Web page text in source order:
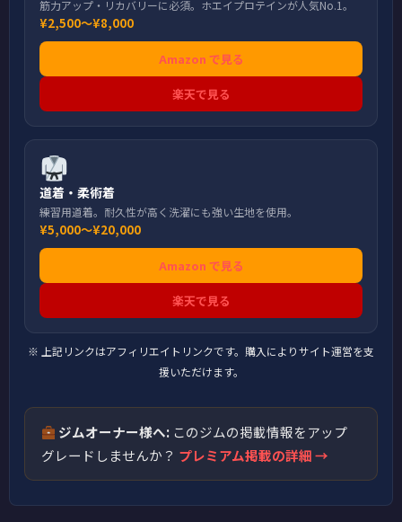
筋力アップ・リカバリーに必須。ホエイプロテインが人気No.1。
¥2,500〜¥8,000
Amazon で見る
楽天で見る
道着・柔術着
練習用道着。耐久性が高く洗濯にも強い生地を使用。
¥5,000〜¥20,000
Amazon で見る
楽天で見る
※ 上記リンクはアフィリエイトリンクです。購入によりサイト運営を支
援いただけます。
ジムオーナー様へ: このジムの掲載情報をアップ
グレードしませんか？ プレミアム掲載の詳細 →